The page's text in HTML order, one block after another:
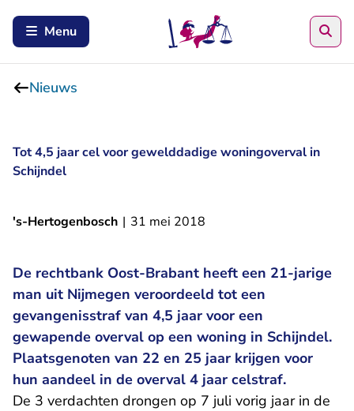
Menu
Nieuws
Tot 4,5 jaar cel voor gewelddadige woningoverval in
Schijndel
's-Hertogenbosch | 31 mei 2018
De rechtbank Oost-Brabant heeft een 21-jarige
man uit Nijmegen veroordeeld tot een
gevangenisstraf van 4,5 jaar voor een
gewapende overval op een woning in Schijndel.
Plaatsgenoten van 22 en 25 jaar krijgen voor
hun aandeel in de overval 4 jaar celstraf.
De 3 verdachten drongen op 7 juli vorig jaar in de